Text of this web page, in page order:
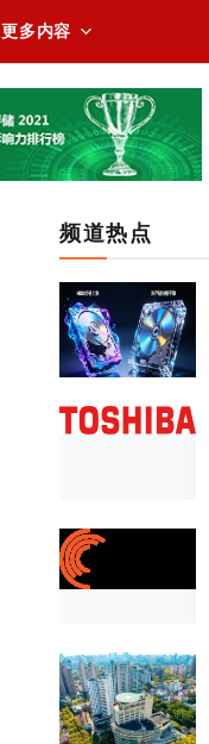
更多内容
频道热点